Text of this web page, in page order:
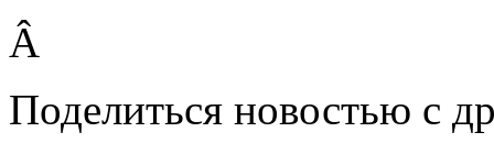
Â
Поделиться новостью с